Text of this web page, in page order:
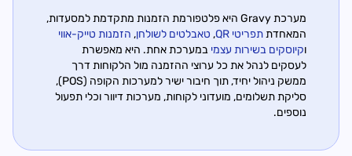
מערכת Gravy היא פלטפורמת הזמנות מתקדמת למסעדות,
המאחדתתפריטי QR , טאבלטים לשולחן, הזמנות טייק-אווי
וקיוסקים בשירות עצמי במערכת אחת. היא מאפשרת
לעסקים לנהל את כל ערוצי ההזמנה מול הלקוחות דרך
ממשק ניהול יחיד, תוך חיבור ישיר למערכות הקופה (POS),
סליקת תשלומים, מועדוני לקוחות, מערכות דיוור וכלי תפעול
נוספים.